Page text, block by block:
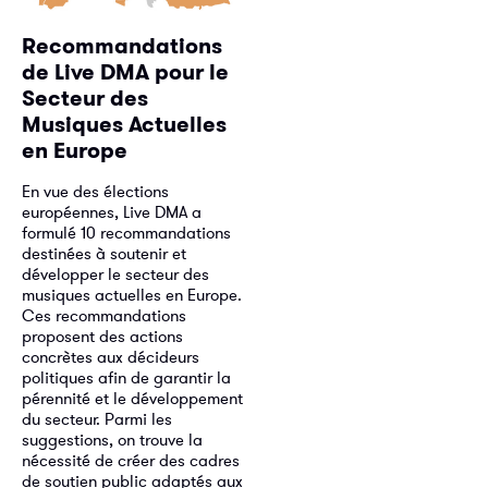
Recommandations
de Live DMA pour le
Secteur des
Musiques Actuelles
en Europe
En vue des élections
européennes, Live DMA a
formulé 10 recommandations
destinées à soutenir et
développer le secteur des
musiques actuelles en Europe.
Ces recommandations
proposent des actions
concrètes aux décideurs
politiques afin de garantir la
pérennité et le développement
du secteur. Parmi les
suggestions, on trouve la
nécessité de créer des cadres
de soutien public adaptés aux